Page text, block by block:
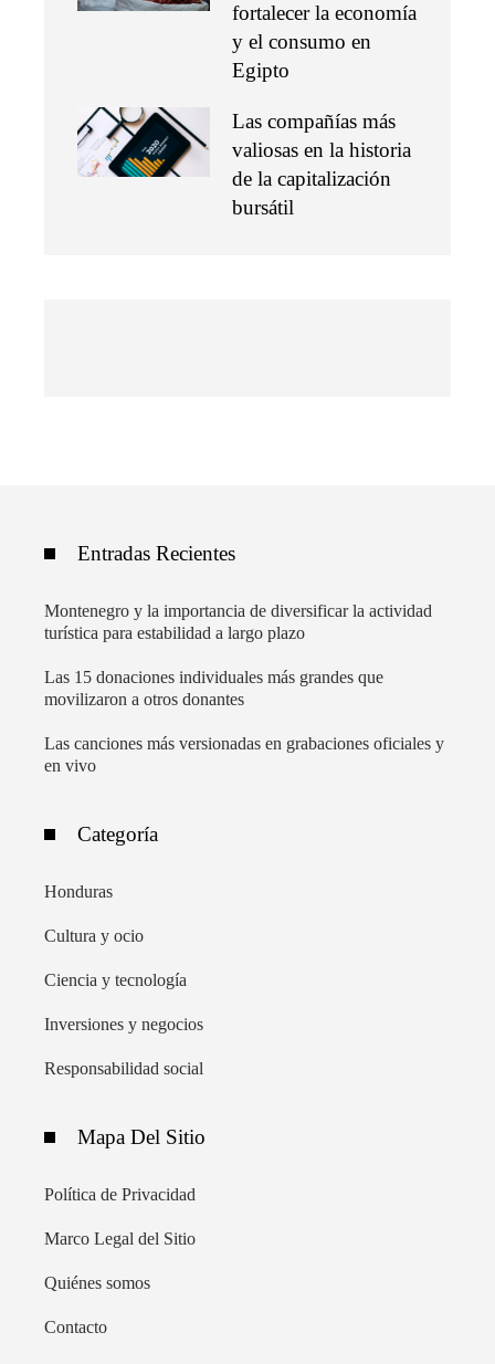
fortalecer la economía
y el consumo en
Egipto
Las compañías más
valiosas en la historia
de la capitalización
bursátil
Entradas Recientes
Montenegro y la importancia de diversificar la actividad
turística para estabilidad a largo plazo
Las 15 donaciones individuales más grandes que
movilizaron a otros donantes
Las canciones más versionadas en grabaciones oficiales y
en vivo
Categoría
Honduras
Cultura y ocio
Ciencia y tecnología
Inversiones y negocios
Responsabilidad social
Mapa Del Sitio
Política de Privacidad
Marco Legal del Sitio
Quiénes somos
Contacto